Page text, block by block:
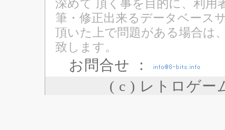
深めて 頂く事を目的に、利用
筆・修正出来るデータベース
頂いた上で問題がある場合は
致します。
お問合せ ：
( c ) レトロゲー